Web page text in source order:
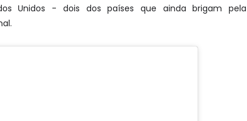
Unidos - dois dos países que ainda brigam pela